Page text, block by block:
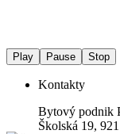
Play Pause Stop
Kontakty
Bytový podnik
Školská 19,